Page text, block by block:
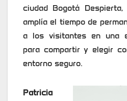
ciudad Bogotá
amplía el tiempo de
a los visitantes en una
para compartir y elegir
entorno seguro.
Patricia